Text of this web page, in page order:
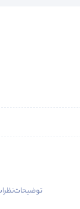
توضیحات